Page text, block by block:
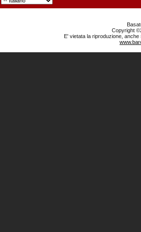
Copyright
E' vietata la riproduzione,